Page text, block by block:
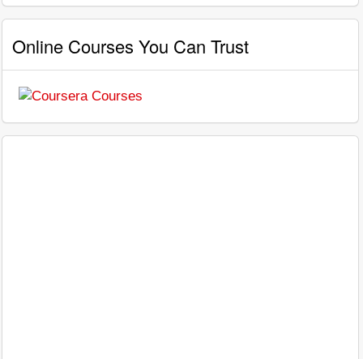
Online Courses You Can Trust